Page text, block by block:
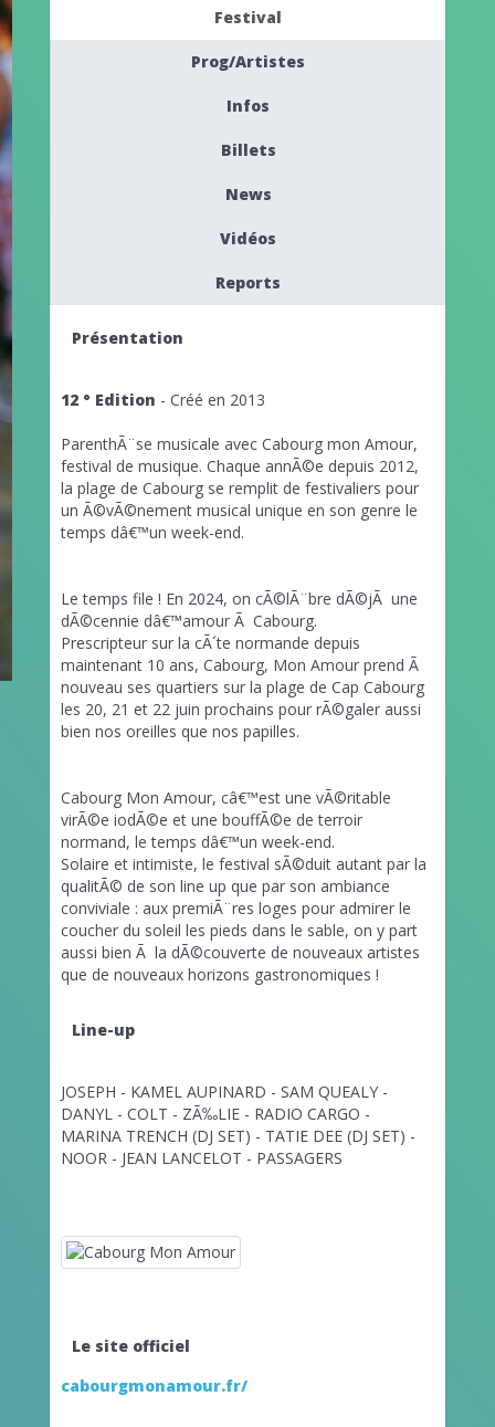
Festival
Prog/Artistes
Infos
Billets
News
Vidéos
Reports
Présentation
12 ° Edition - Créé en 2013
ParenthÃ¨se musicale avec Cabourg mon Amour,
festival de musique. Chaque annÃ©e depuis 2012,
la plage de Cabourg se remplit de festivaliers pour
un Ã©vÃ©nement musical unique en son genre le
temps dâ€™un week-end.
Le temps file ! En 2024, on cÃ©lÃ¨bre dÃ©jÃ une
dÃ©cennie dâ€™amour Ã Cabourg.
Prescripteur sur la cÃ´te normande depuis
maintenant 10 ans, Cabourg, Mon Amour prend Ã
nouveau ses quartiers sur la plage de Cap Cabourg
les 20, 21 et 22 juin prochains pour rÃ©galer aussi
bien nos oreilles que nos papilles.
Cabourg Mon Amour, câ€™est une vÃ©ritable
virÃ©e iodÃ©e et une bouffÃ©e de terroir
normand, le temps dâ€™un week-end.
Solaire et intimiste, le festival sÃ©duit autant par la
qualitÃ© de son line up que par son ambiance
conviviale : aux premiÃ¨res loges pour admirer le
coucher du soleil les pieds dans le sable, on y part
aussi bien Ã la dÃ©couverte de nouveaux artistes
que de nouveaux horizons gastronomiques !
Line-up
JOSEPH - KAMEL AUPINARD - SAM QUEALY -
DANYL - COLT - ZÃ‰LIE - RADIO CARGO -
MARINA TRENCH (DJ SET) - TATIE DEE (DJ SET) -
NOOR - JEAN LANCELOT - PASSAGERS
Le site officiel
cabourgmonamour.fr/